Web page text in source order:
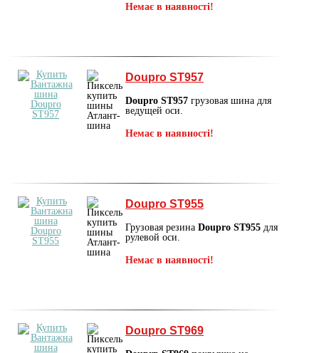
Немає в наявності!
Doupro ST957
Doupro ST957 грузовая шина для
ведущей оси.
Немає в наявності!
Doupro ST955
Грузовая резина Doupro ST955 для
рулевой оси.
Немає в наявності!
Doupro ST969